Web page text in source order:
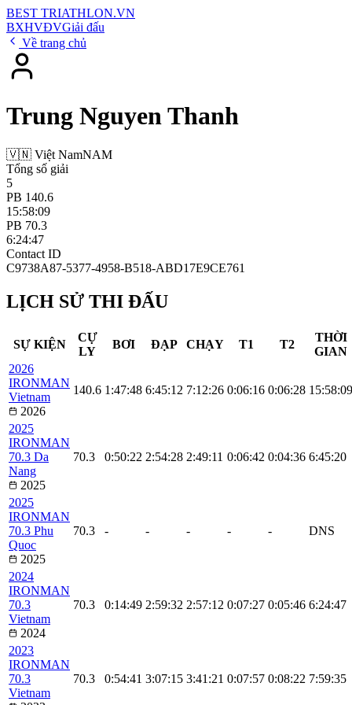
BEST TRIATHLON.VN
BXHVĐVGiải đấu
Về trang chủ
Trung Nguyen Thanh
🇻🇳 Việt NamNAM
Tổng số giải
5
PB 140.6
15:58:09
PB 70.3
6:24:47
Contact ID
C9738A87-5377-4958-B518-ABD17E9CE761
LỊCH SỬ THI ĐẤU
SỰ KIỆN
CỰ
LY
BƠI ĐẠP CHẠY T1 T2
THỜI
GIAN
2026
IRONMAN
Vietnam
2026
140.6 1:47:48 6:45:12 7:12:26 0:06:16 0:06:28 15:58:09
2025
IRONMAN
70.3 Da
Nang
2025
70.3 0:50:22 2:54:28 2:49:11 0:06:42 0:04:36 6:45:20
2025
IRONMAN
70.3 Phu
Quoc
2025
70.3 - - - - - DNS
2024
IRONMAN
70.3
Vietnam
2024
70.3 0:14:49 2:59:32 2:57:12 0:07:27 0:05:46 6:24:47
2023
IRONMAN
70.3
Vietnam
70.3 0:54:41 3:07:15 3:41:21 0:07:57 0:08:22 7:59:35